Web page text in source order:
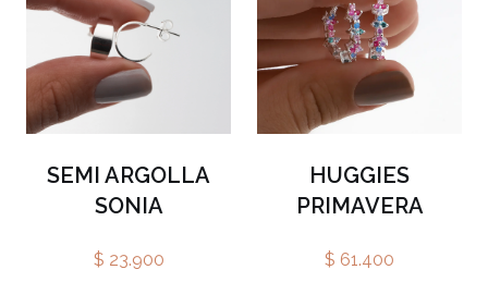
SEMI ARGOLLA
SONIA
$ 23.900
HUGGIES
PRIMAVERA
$ 61.400